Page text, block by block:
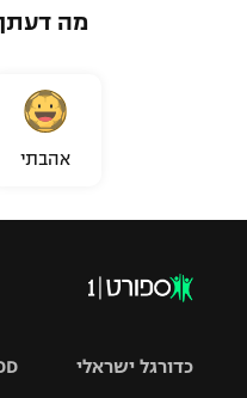
מה
אהבתי
כדורגל ישראלי